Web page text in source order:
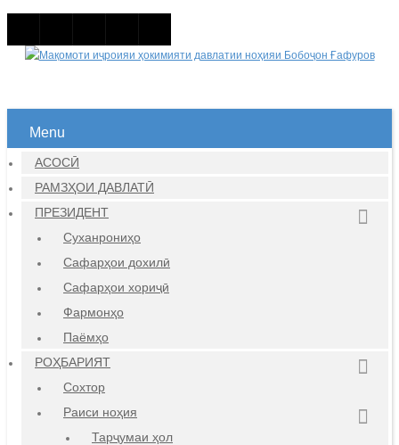
Menu
АСОСӢ
РАМЗҲОИ ДАВЛАТӢ
ПРЕЗИДЕНТ
Суханрониҳо
Сафарҳои дохилӣ
Сафарҳои хориҷӣ
Фармонҳо
Паёмҳо
РОҲБАРИЯТ
Сохтор
Раиси ноҳия
Тарҷумаи ҳол